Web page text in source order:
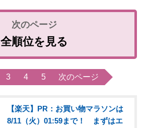
全順位を見る
3 4 5 次のページ
【楽天】PR：お買い物マラソンは
8/11（火）01:59まで！ まずはエ